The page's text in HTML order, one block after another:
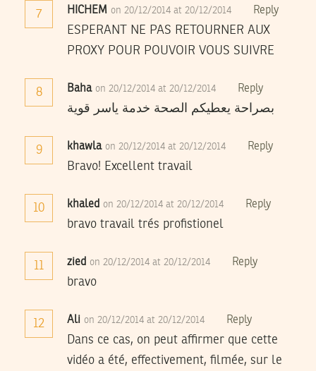
7 HICHEM on 20/12/2014 at 20/12/2014 Reply
ESPERANT NE PAS RETOURNER AUX
PROXY POUR POUVOIR VOUS SUIVRE
8 Baha on 20/12/2014 at 20/12/2014 Reply
بصراحة يعطيكم الصحة خدمة ياسر قوية
9 khawla on 20/12/2014 at 20/12/2014 Reply
Bravo! Excellent travail
10 khaled on 20/12/2014 at 20/12/2014 Reply
bravo travail trés profistionel
zied on 20/12/2014 at 20/12/2014 Reply
bravo
12 Ali on 20/12/2014 at 20/12/2014 Reply
Dans ce cas, on peut affirmer que cette
vidéo a été, effectivement, filmée, sur le